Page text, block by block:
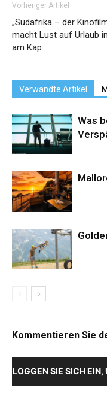
Vorheriger Artikel
„Südafrika – der
macht Lust auf Urlaub
am Kap
Verwandte Artikel
Was
Kommentieren Sie
LOGGEN SIE SICH